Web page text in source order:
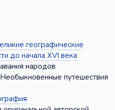
географические
до начала XVI века
народов
путешествия